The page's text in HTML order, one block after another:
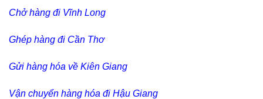
Chở hàng đi Vĩnh Long
Ghép hàng đi Cần Thơ
Gửi hàng hóa về Kiên Giang
Vận chuyển hàng hóa đi Hậu Giang